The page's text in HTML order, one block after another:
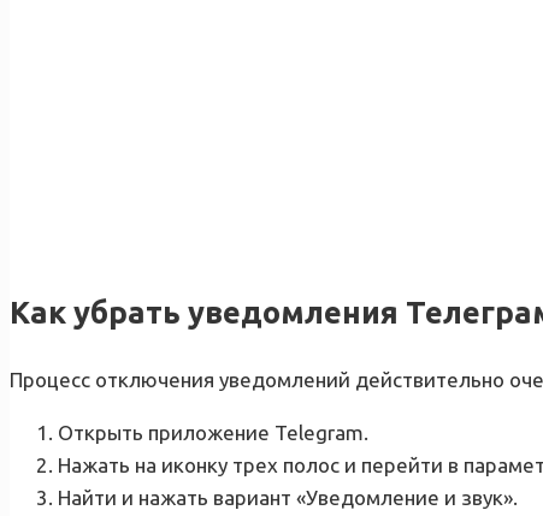
Как убрать уведомления
Процесс отключения уведомлений действительно
Открыть приложение Telegram.
Нажать на иконку трех полос и перейти в
Найти и нажать вариант «Уведомление и звук».